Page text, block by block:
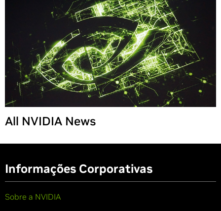
All NVIDIA News
Informações Corporativas
Sobre a NVIDIA